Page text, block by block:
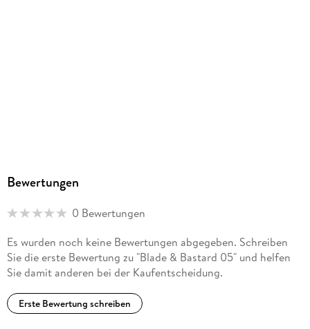
Bewertungen
0 Bewertungen
Es wurden noch keine Bewertungen abgegeben. Schreiben
Sie die erste Bewertung zu "Blade & Bastard 05" und helfen
Sie damit anderen bei der Kaufentscheidung.
Erste Bewertung schreiben